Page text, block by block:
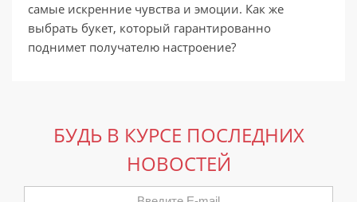
самые искренние чувства и эмоции. Как же
выбрать букет, который гарантированно
поднимет получателю настроение?
БУДЬ В КУРСЕ ПОСЛЕДНИХ
НОВОСТЕЙ